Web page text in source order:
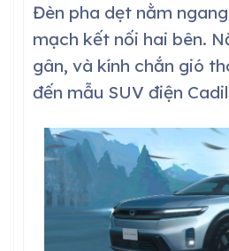
Đèn pha dẹt nằm
mạch kết nối hai bên.
gân, và kính chắn gió
đến mẫu SUV điện